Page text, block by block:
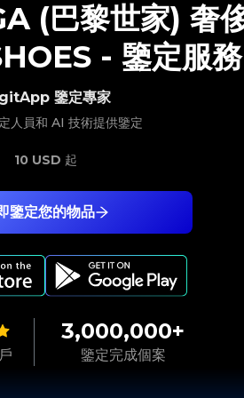
3,000,000+
鑒定完成個案
鑒定您的物品
鑒定專家
人員和 AI 技術提供鑒定
10 USD 起
(巴黎世家) 奢
- 鑒定服務